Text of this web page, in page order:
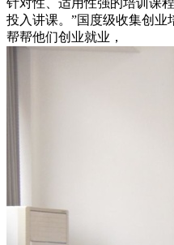
投入讲课。”国度级收集创业
帮帮他们创业就业，